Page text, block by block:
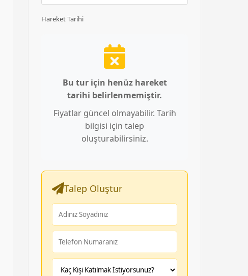
Hareket Tarihi
Bu tur için henüz hareket
tarihi belirlenmemiştir.
Fiyatlar güncel olmayabilir. Tarih
bilgisi için talep
oluşturabilirsiniz.
Talep Oluştur